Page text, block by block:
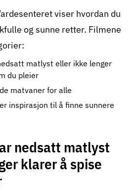
viser hvordan du
og sunne retter. Filmene
matlyst eller ikke lenger
du pleier
matvaner for alle
inspirasjon til å finne sunnere
nedsatt matlyst
klarer å spise